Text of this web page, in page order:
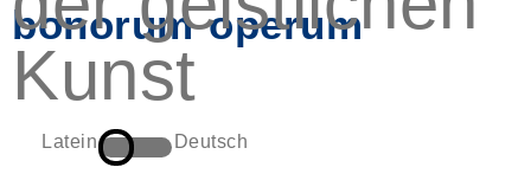
bonorum operum
Latein Deutsch